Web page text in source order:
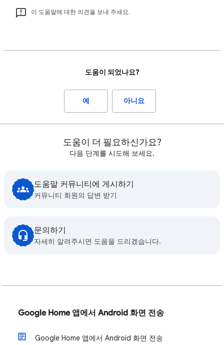
이 도움말에 대한 의견을 보내 주세요.
도움이 되었나요?
예 아니요
도움이 더 필요하신가요?
다음 단계를 시도해 보세요.
도움말 커뮤니티에 게시하기
커뮤니티 회원의 답변 받기
문의하기
자세히 알려주시면 도움을 드리겠습니다.
Google Home 앱에서 Android 화면 전송
Google Home 앱에서 Android 화면 전송